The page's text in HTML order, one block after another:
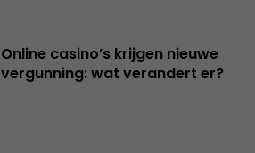
Online casino’s krijgen nieuwe
vergunning: wat verandert er?